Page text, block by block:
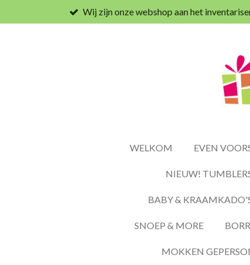
direct
Wij zijn onze webshop aan het
WELKOM EVEN
NIEUW!
BABY &
SNOEP & MORE
MOKKEN